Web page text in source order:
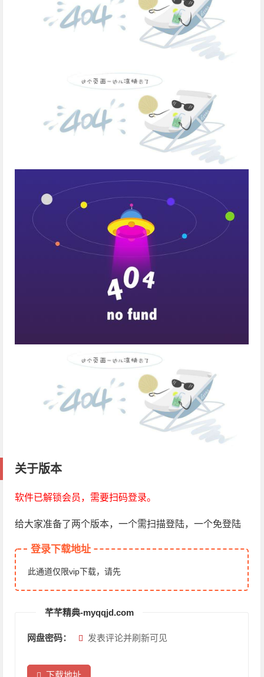
关于版本
软件已解锁会员，需要扫码登录。
给大家准备了两个版本，一个需扫描登陆，一个免登陆
登录下载地址
此通道仅限vip下载，请先
芊芊精典-myqqjd.com
网盘密码： 发表评论并刷新可见
下载地址